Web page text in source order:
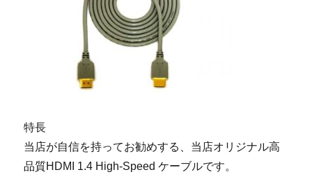
特長
当店が自信を持ってお勧めする、当店オリジナル高
品質HDMI 1.4 High-Speed ケーブルです。